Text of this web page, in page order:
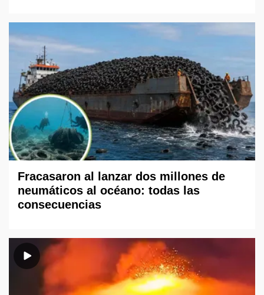
Fracasaron al lanzar dos millones de
neumáticos al océano: todas las
consecuencias